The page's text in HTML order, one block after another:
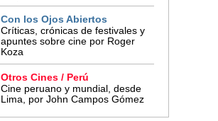
Con los Ojos Abiertos
Críticas, crónicas de festivales y
apuntes sobre cine por Roger
Koza
Otros Cines / Perú
Cine peruano y mundial, desde
Lima, por John Campos Gómez